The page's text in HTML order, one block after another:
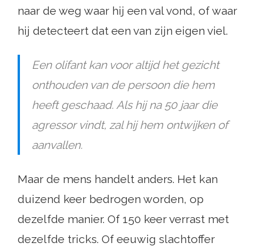
naar de weg waar hij een val vond, of waar
hij detecteert dat een van zijn eigen viel.
Een olifant kan voor altijd het gezicht
onthouden van de persoon die hem
heeft geschaad. Als hij na 50 jaar die
agressor vindt, zal hij hem ontwijken of
aanvallen.
Maar de mens handelt anders. Het kan
duizend keer bedrogen worden, op
dezelfde manier. Of 150 keer verrast met
dezelfde tricks. Of eeuwig slachtoffer